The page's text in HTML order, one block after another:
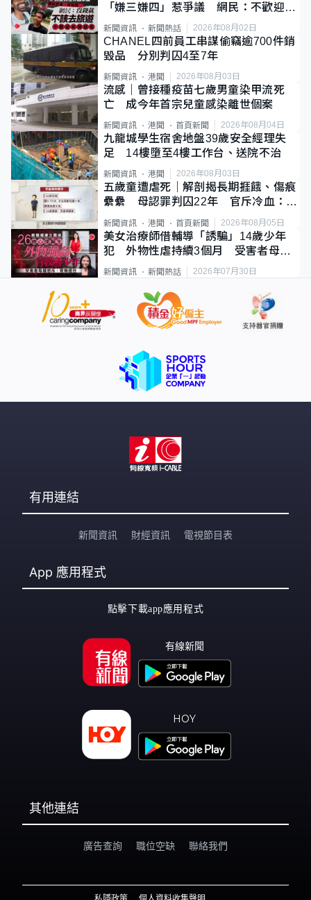
「嫌三嫌四」惹爭議 網民：不歡迎劣
質旅客
新聞資訊 新聞熱話 2026年08月02日
CHANEL四前員工串謀偷竊逾700件銷
毀品 分別判囚4至7年
新聞資訊 港聞 2026年08月03日
流感｜曾接種疫苗七歲男童染甲流死
亡 成今年首宗兒童感染離世個案
新聞資訊 港聞 首頁新聞 2026年08月04日
九龍城學生宿舍地盤39歲安全經理失
足 14樓墮至4樓工作台、送院不治
新聞資訊 港聞 2026年08月03日
五歲童遭虐死｜解剖揭長期捱餓、傷痕
纍纍 母認罪判囚22年 官斥冷血：同
類案最惡劣
新聞資訊 港聞 首頁新聞 2026年08月05日
美女治療師借輔導「誘騙」14歲少年
犯 外物性虐持續3個月 受害者母：
要保護其他人
新聞資訊 新聞熱話 2026年07月30日
有用連結
新聞資訊 財經資訊 電視節目表
App 應用程式
點擊下載app應用程式
有線新聞
HOY
其他連結
廣告查詢 職位空缺 聯絡我們